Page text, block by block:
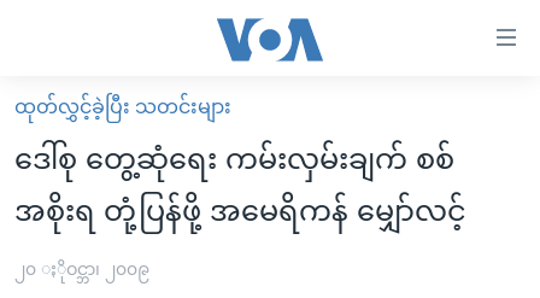
လွယ်ကူ
စေ
သည့်
များ
မူလစာမျက်နှာ
မြန်မာ
ကမ္ဘာ့သတင်းများ
နိုင်ငံတကာ
ဗွီဒီယို
ထုတ်လွှင့်ခဲ့ပြီး သတင်းများ
ဒေါ်စု တွေ့ဆုံရေး ကမ်းလှမ်းချက် စစ်
အစိုးရ တုံ့ပြန်ဖို့ အမေရိကန် မျှော်လင့်
၂၀ ႏိုဝင္ဘာ၊ ၂၀၀၉